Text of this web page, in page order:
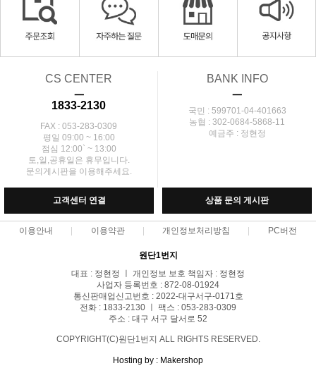
CS CENTER
ㅡ
1833-2130
FAX : 053-283-0309
평일 09:00 ~ 16:00
점심 12:00` ~ 13:00
토,일,공휴일은 휴무입니다.
문의게시판을 이용해주세요.
BANK INFO
ㅡ
국민 : 599701-04-401663
농협 : 302-0684-5868-11
예금주 : 정현정
고객센터 연결 상품 문의 게시판
이용안내 이용약관 개인정보처리방침 PC버전
원단1번지
대표 : 정현정 ㅣ 개인정보 보호 책임자 : 정현정
사업자 등록번호 : 872-08-01924
통신판매업신고번호 : 2022-대구서구-0171호
전화 : 1833-2130 ㅣ 팩스 : 053-283-0309
주소 : 대구 서구 달서로 52
COPYRIGHT(C)원단1번지 ALL RIGHTS RESERVED.
Hosting by : Makershop